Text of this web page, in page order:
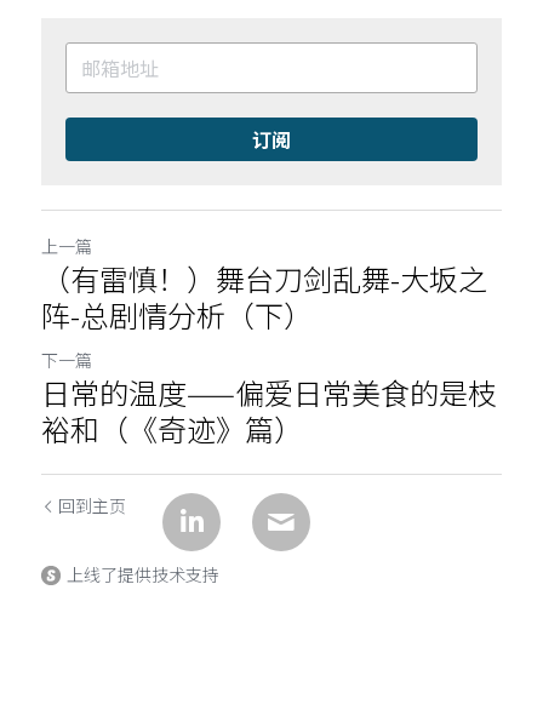
订阅
上一篇
（有雷慎！）舞台刀剑乱舞-大坂之
阵-总剧情分析（下）
下一篇
日常的温度——偏爱日常美食的是枝
裕和（《奇迹》篇）
回到主页
上线了提供技术支持